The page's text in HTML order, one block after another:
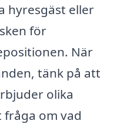
hyresgäst eller
för
När
tänk på att
olika
fråga om vad